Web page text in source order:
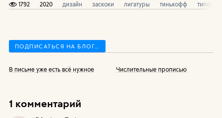
1792 2020 дизайн заскоки лигатуры тинькофф
ПОДПИСАТЬСЯ НА БЛОГ…
В письме уже есть всё нужное Числительные прописью
1 комментарий